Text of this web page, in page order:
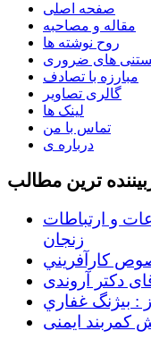
صفحه اصلی
مقاله و مصاحبه
روح نوشته ها
مبارزه با تصادف
گالری تصاویر
لینک ها
تماس با من
درباره ی
ترین مطالب
و ارتباطات
زنجان
كارآفريني
دکتر آروندی
: بيژنگ غفاري
کمربند ایمنی